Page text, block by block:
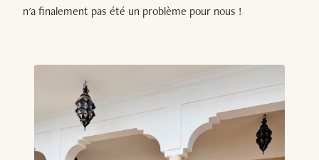
n'a finalement pas été un problème pour nous !